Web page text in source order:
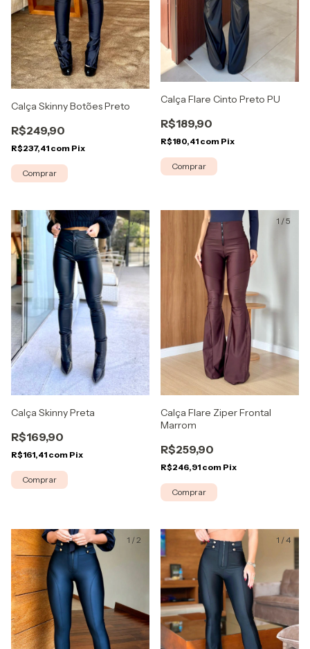
Calça Skinny Botões Preto
R$249,90
R$237,41 com Pix
Comprar
Calça Flare Cinto Preto PU
R$189,90
R$180,41 com Pix
Comprar
1/4
Calça Skinny Preta
R$169,90
R$161,41 com Pix
Comprar
1 /5
Calça Flare Ziper Frontal
Marrom
R$259,90
R$246,91 com Pix
Comprar
1 / 2 1 /4